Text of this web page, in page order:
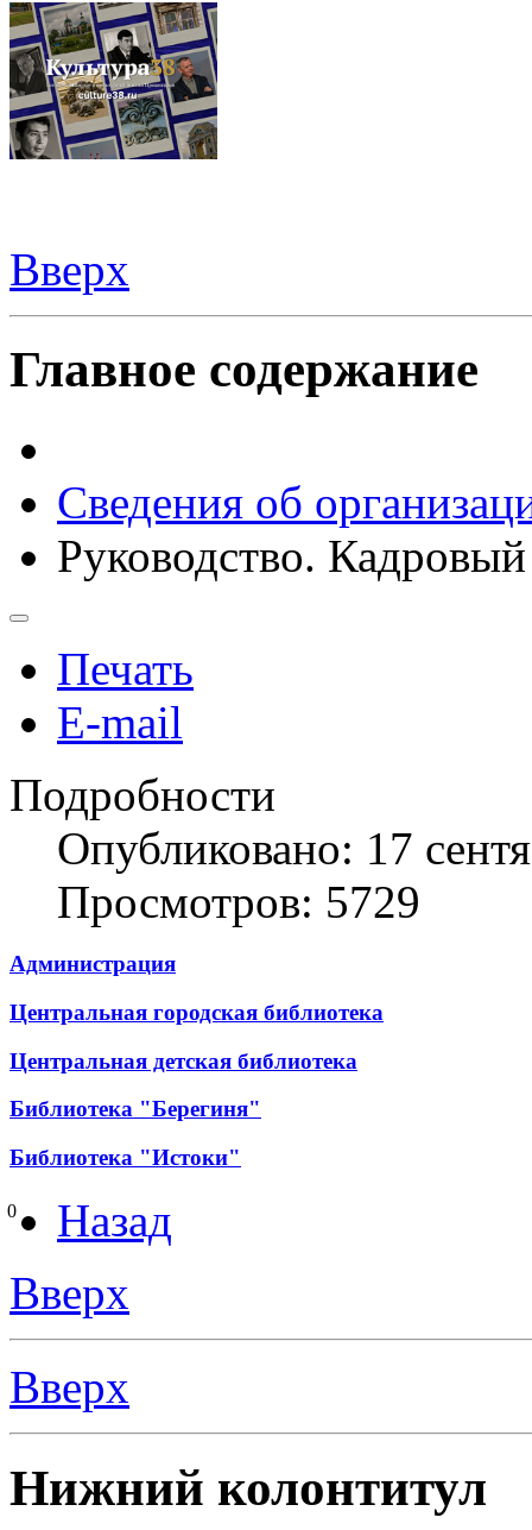
Вверх
Главное содержание
Сведения об
Руководство. Кадровый
Печать
E-mail
Подробности
Опубликовано: 17
Просмотров: 5729
Администрация
Центральная городская библиотека
Центральная детская библиотека
Библиотека "Берегиня"
Библиотека "Истоки"
0
Назад
Вверх
Вверх
Нижний колонтитул